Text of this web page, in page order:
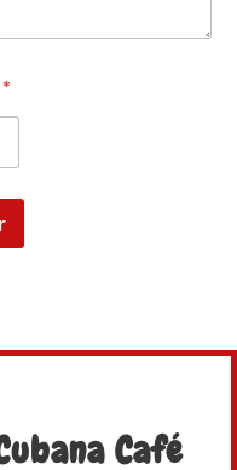
*
Café